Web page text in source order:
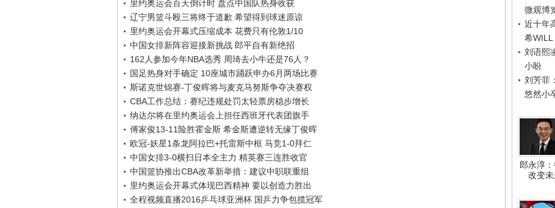
微观博
近十年
希WILL
刘语熙
小盼
刘芳菲
悠然小
郎永淳
改变
里约奥运会百天倒计时 盘点中国队热身收获
辽宁男篮斗殴三将终于道歉 希望得到球迷原谅
里约奥运会开幕式压缩成本 花费只有伦敦1/10
中国女排新阵容迎接新挑战 郎平自有新绝招
162人参加今年NBA选秀 周琦去小牛还是76人？
国足热身对手确定 10座城市踊跃申办6月两场比赛
斯诺克世锦赛-丁俊晖将与麦克马努斯争夺决赛权
CBA工作总结：赛纪违规处罚太轻票房稳步增长
纳达尔将在里约奥运会上担任西班牙代表团旗手
傅家俊13-11险胜霍金斯 希金斯遭逆转无缘丁俊晖
欧冠-妖星1条龙阿拉巴+托雷斯中框 马竞1-0拜仁
中国女排3-0横扫日本全主力 精英赛三连胜收官
中国篮协推出CBA改革新举措：建议中职联重组
里约奥运会开幕式体现巴西精神 要以创造力胜出
全程视频直播2016乒乓球亚洲杯 国乒力争包揽冠军